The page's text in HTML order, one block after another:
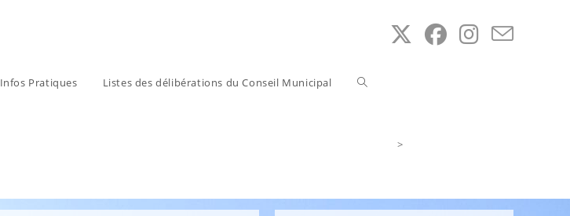
Infos Pratiques Listes des délibérations du Conseil Municipal Toggle
>